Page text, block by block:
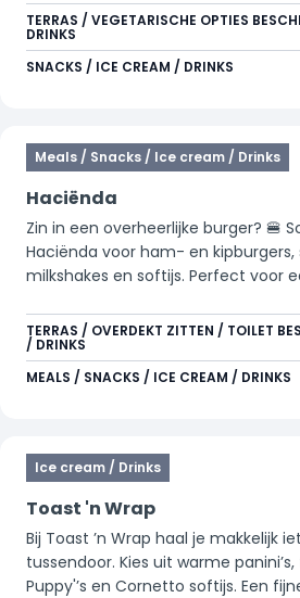
buitenterras. Trakteer jezelf op een
een ijskoud drankje en laad weer op
uitdaging. Hier draait alles om actie,
TERRAS / VEGETARISCHE OPTIES
DRINKS
SNACKS / ICE CREAM / DRINKS
Meals / Snacks / Ice cream / Drinks
Haciënda
Zin in een overheerlijke burger? 🍔
Haciënda voor ham- en kipburgers,
milkshakes en softijs. Perfect voor
TERRAS / OVERDEKT ZITTEN / TOILET
/ DRINKS
MEALS / SNACKS / ICE CREAM / DRINKS
Ice cream / Drinks
Toast 'n Wrap
Bij Toast ’n Wrap haal je makkelijk
tussendoor. Kies uit warme
Puppy'’s en Cornetto softijs. Een